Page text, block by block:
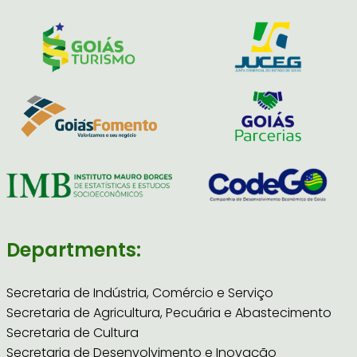
Departments:
Secretaria de Indústria, Comércio e Serviço
Secretaria de Agricultura, Pecuária e Abastecimento
Secretaria de Cultura
Secretaria de Desenvolvimento e Inovação